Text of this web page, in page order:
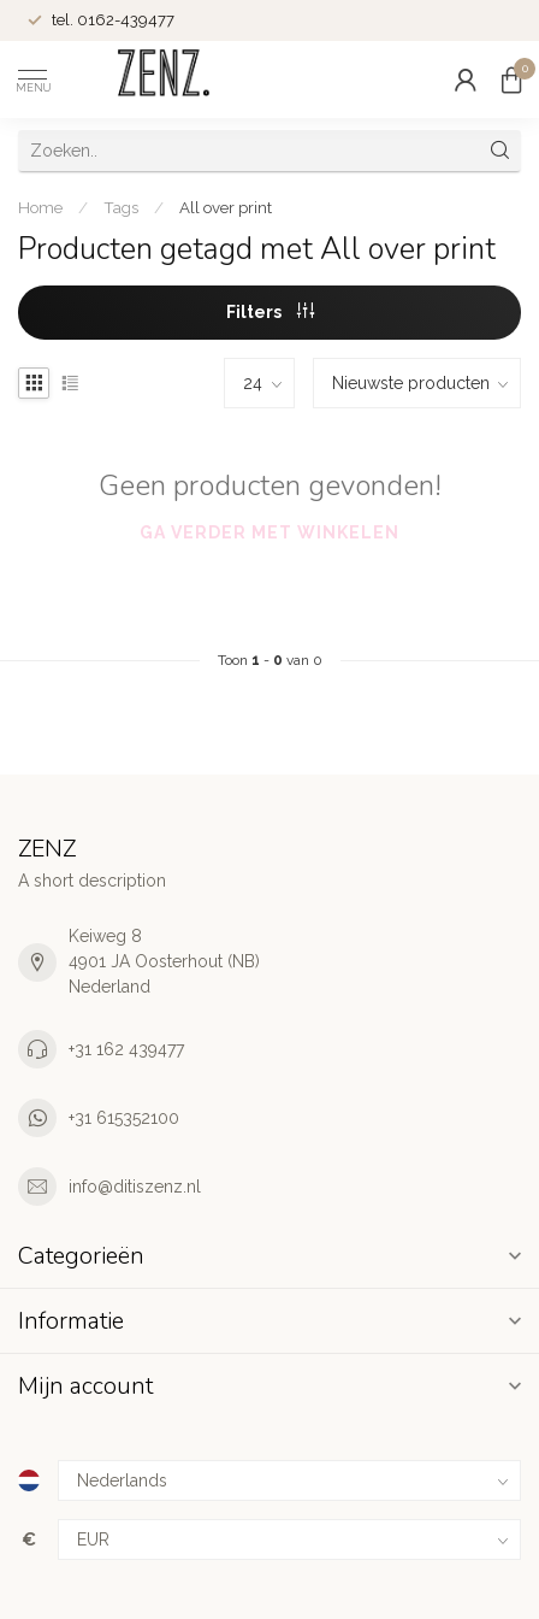
tel. 0162-439477
MENU
0
Home / Tags / All over print
Producten getagd met All over print
Filters
Geen producten gevonden!
GA VERDER MET WINKELEN
Toon 1 - 0 van 0
ZENZ
A short description
Keiweg 8
4901 JA Oosterhout (NB)
Nederland
+31 162 439477
+31 615352100
info@ditiszenz.nl
Categorieën
Informatie
Mijn account
€